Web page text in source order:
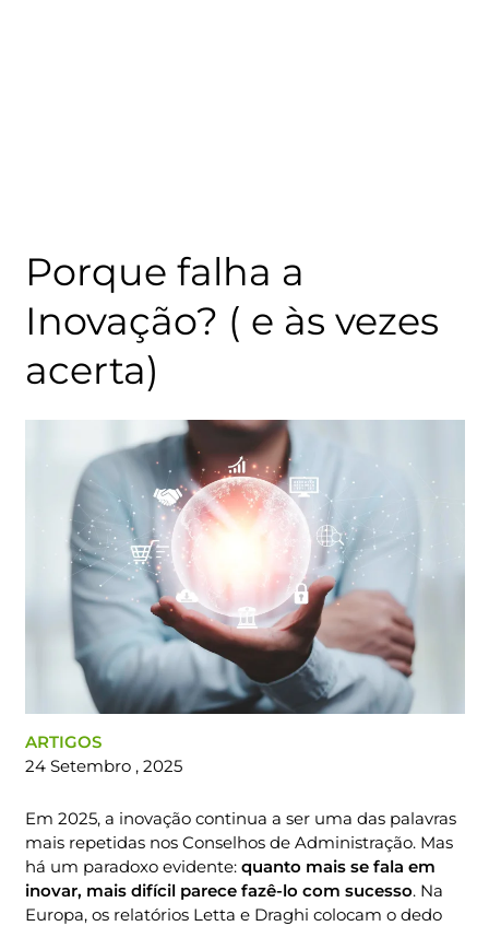
Porque falha a
Inovação? ( e às vezes
acerta)
ARTIGOS
24 Setembro , 2025
Em 2025, a inovação continua a ser uma das palavras
mais repetidas nos Conselhos de Administração. Mas
há um paradoxo evidente: quanto mais se fala em
inovar, mais difícil parece fazê-lo com sucesso. Na
Europa, os relatórios Letta e Draghi colocam o dedo